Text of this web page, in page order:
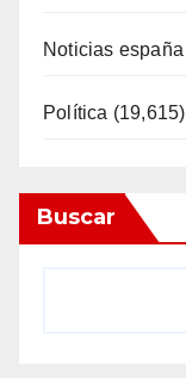
Noticias españa
Política (19,615)
Buscar